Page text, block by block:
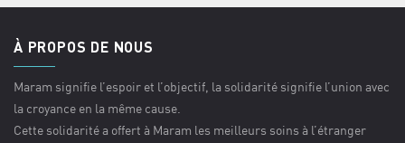
À PROPOS DE NOUS
Maram signifie l’espoir et l’objectif, la solidarité signifie l’union avec
la croyance en la même cause.
Cette solidarité a offert à Maram les meilleurs soins à l’étranger